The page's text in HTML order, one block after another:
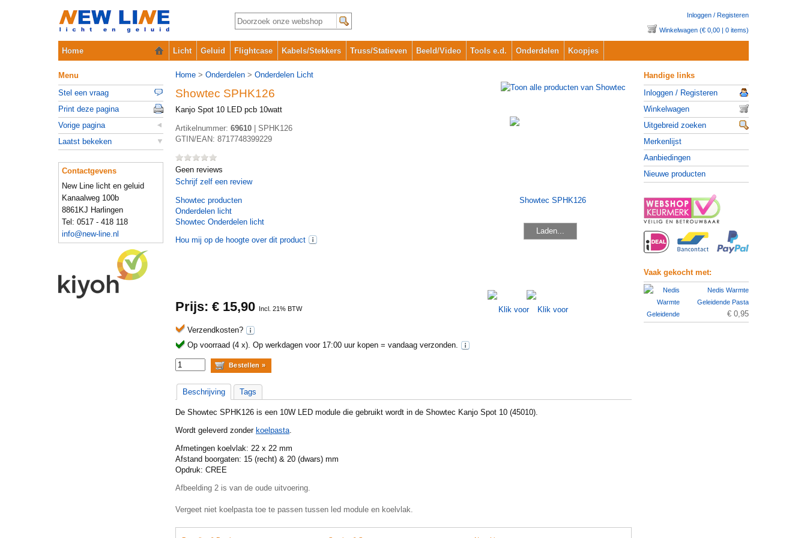
Inloggen / Registeren
Winkelwagen (€ 0,00 | 0 items)
Home Licht Geluid Flightcase Kabels/Stekkers Truss/Statieven Beeld/Video Tools e.d. Onderdelen Koopjes
Home > Onderdelen > Onderdelen Licht
Showtec SPHK126
Kanjo Spot 10 LED pcb 10watt
Laden...
Artikelnummer: 69610
SPHK126
GTIN/EAN: 8717748399229
Geen reviews
Schrijf zelf een review
Showtec producten
Onderdelen licht
Showtec Onderdelen licht
Hou mij op de hoogte over dit product
Prijs: € 15,90 Incl. 21% BTW
Verzendkosten?
Op voorraad (4 x). Op werkdagen voor 17:00 uur kopen = vandaag verzonden.
Beschrijving Tags
De Showtec SPHK126 is een 10W LED module die gebruikt wordt in de Showtec Kanjo Spot 10 (45010).
Wordt geleverd zonder koelpasta.
Afmetingen koelvlak: 22 x 22 mm
Afstand boorgaten: 15 (recht) & 20 (dwars) mm
Opdruk: CREE
Afbeelding 2 is van de oude uitvoering.
Vergeet niet koelpasta toe te passen tussen led module en koelvlak.
Menu
Stel een vraag
Print deze pagina
Vorige pagina
Laatst bekeken
Contactgevens
New Line licht en geluid
Kanaalweg 100b
8861KJ Harlingen
Tel: 0517 - 418 118
info@new-line.nl
Handige links
Inloggen / Registeren
Winkelwagen
Uitgebreid zoeken
Merkenlijst
Aanbiedingen
Nieuwe producten
Vaak gekocht met:
Nedis Warmte
Geleidende Pasta
€ 0,95